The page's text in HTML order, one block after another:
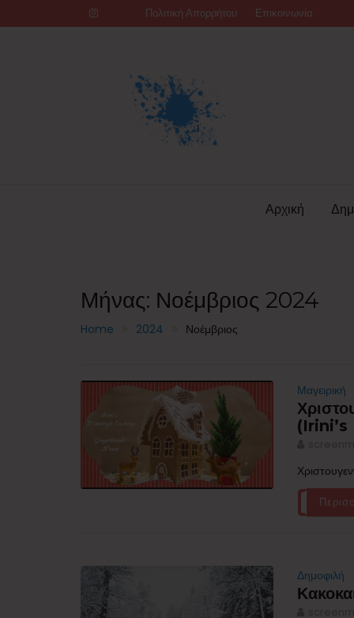
to
Πολιτική Απορρήτου Επικοινωνία
Αρχική
Μήνας: Νοέμβριος 2024
Home 2024 Νοέμβριος
Μαγειρική
Δημοφιλή